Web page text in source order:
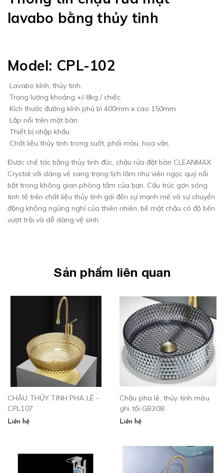
lavabo bằng thủy tinh
Model: CPL-102
Lavabo kính, thủy tinh.
Trọng lượng khoảng +/-8kg / chiếc.
Kích thước đường kính phủ bì 400mm x cao 150mm
Lắp nổi trên mặt bàn.
Thiết bị nhập khẩu
Chất liệu thủy tinh trong suốt, phối màu, hoa văn.
Được chế tác bằng thủy tinh đúc, chậu rửa đặt bàn CLEANMAX
Crystal với dáng vẻ sang trọng lịch lãm như viên ngọc quý nổi
bật trong không gian phòng tắm của bạn. Cấu trúc gợn sóng
tinh tế trên chất liệu thủy tinh gợi đến sự mạnh mẽ và sự chuyển
động không ngừng nghỉ của thiên nhiên, bề mặt chậu có độ bền
vượt trội và dễ dàng vệ sinh.
Sản phẩm liên quan
CHẬU THỦY TINH PHA LÊ -
CPL107
Liên hệ
Chậu pha lê, thủy tinh màu
ghi tối GB308
Liên hệ